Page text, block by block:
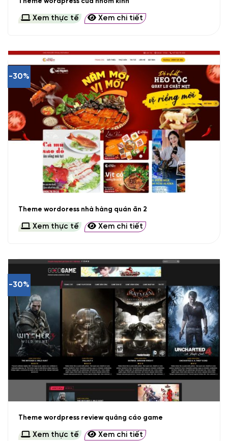
Xem thực tế Xem chi tiết
-30%
Theme wordoress nhà hàng quán ăn 2
Xem thực tế Xem chi tiết
-30%
Theme wordpress review quảng cáo game
Xem thực tế Xem chi tiết